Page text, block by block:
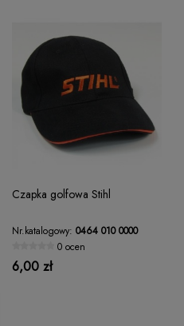
Czapka golfowa Stihl
Nr.katalogowy: 0464 010 0000
0 ocen
6,00 zł